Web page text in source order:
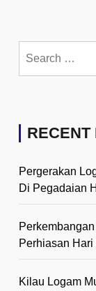
for:
RECENT
Pergerakan
Di Pegadaian
Perhiasan
Kilau Logam